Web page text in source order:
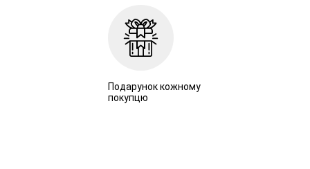
Подарунок кожному
покупцю